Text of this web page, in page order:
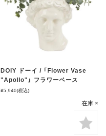
DOIY ドーイ / 「Flower Vase
"Apollo"」 フラワーベース
¥5,940(税込)
在庫 ×